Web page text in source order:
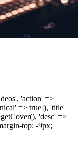
'action' =>
=> true]), 'title'
'desc' =>
top: -9px;